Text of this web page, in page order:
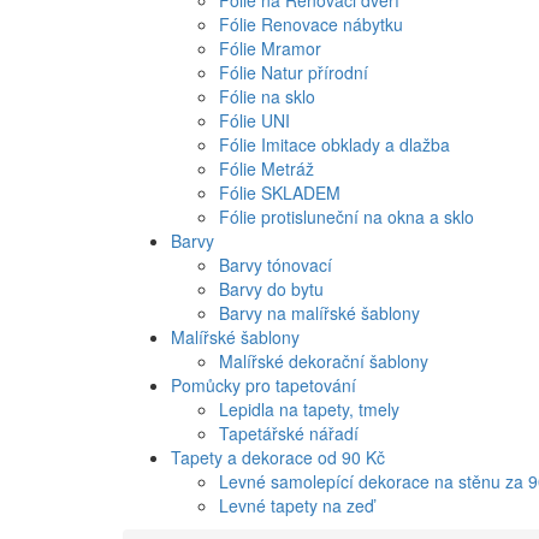
Fólie Renovace nábytku
Fólie Mramor
Fólie Natur přírodní
Fólie na sklo
Fólie UNI
Fólie Imitace obklady a dlažba
Fólie Metráž
Fólie SKLADEM
Fólie protisluneční na okna a sklo
Barvy
Barvy tónovací
Barvy do bytu
Barvy na malířské šablony
Malířské šablony
Malířské dekorační šablony
Pomůcky pro tapetování
Lepidla na tapety, tmely
Tapetářské nářadí
Tapety a dekorace od 90 Kč
Levné samolepící dekorace na stěnu za
Levné tapety na zeď